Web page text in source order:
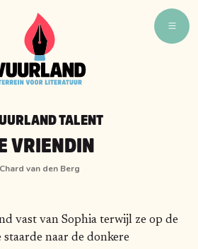
TALENT
VRIENDIN
Chard van den Berg
vast van Sophia terwijl ze op de
naar de donkere